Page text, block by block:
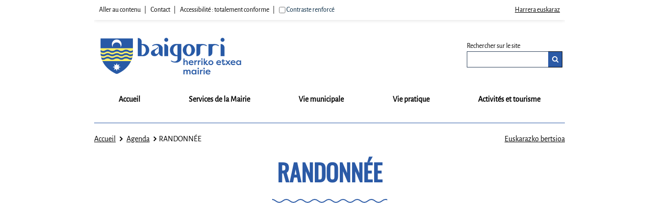
Aller au contenu Contact Accessibilité : totalement conforme Contraste renforcé Harrera euskaraz
Rechercher sur le site
Accueil Services de la Mairie Vie municipale Vie pratique Activités et tourisme
Accueil Agenda RANDONNÉE Euskarazko bertsioa
RANDONNÉE